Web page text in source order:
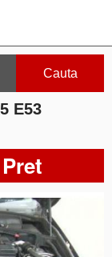
Cauta
E53
Pret